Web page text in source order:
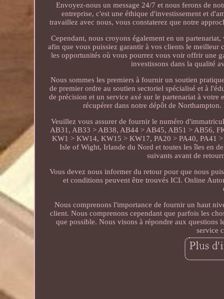
Envoyez-nous un message 24/7 et nous ferons de
entreprise, c'est une éthique d'investissement et
travaillez avec nous, vous constaterez que notre
Cependant, nous croyons également en un
afin que vous puissiez garantir à vos clients le
les opportunités où vous pourrez vous voir offrir une
investissons dans la qualité
Nous sommes les premiers à fournir un soutien
de premier ordre au soutien sectoriel spécialisé et à
de précision et un service axé sur le partenariat à
récupérer dans notre dépôt de
Veuillez vous assurer de fournir le numéro
AB31, AB33 > AB38, AB44 > AB45, AB51 > AB56,
KW1 > KW14, KW15 > KW17, PA20 > PA40, PA41
Isle of Wight, Irlande du Nord et toutes les îles en
suivants avant de
Vous devez nous informer du retour pour que nous
et conditions peuvent être trouvés ICI. Online
Nous comprenons l'importance de fournir un haut
client. Nous comprenons cependant que parfois les
que possible. Nous visons à répondre aux questions
service